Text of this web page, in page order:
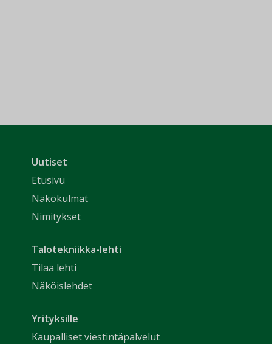
Uutiset
Etusivu
Näkökulmat
Nimitykset
Talotekniikka-lehti
Tilaa lehti
Näköislehdet
Yrityksille
Kaupalliset viestintäpalvelut